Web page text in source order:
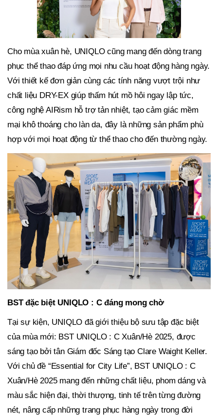
Cho mùa xuân hè, UNIQLO cũng mang đến dòng trang
phục thể thao đáp ứng mọi nhu cầu hoạt động hàng ngày.
Với thiết kế đơn giản cùng các tính năng vượt trội như
chất liệu DRY-EX giúp thấm hút mồ hôi ngay lập tức,
công nghệ AIRism hỗ trợ tản nhiệt, tạo cảm giác mềm
mại khô thoáng cho làn da, đây là những sản phẩm phù
hợp với mọi hoạt động từ thể thao cho đến thường ngày.
BST đặc biệt UNIQLO : C đáng mong chờ
Tại sự kiện, UNIQLO đã giới thiệu bộ sưu tập đặc biệt
của mùa mới: BST UNIQLO : C Xuân/Hè 2025, được
sáng tạo bởi tân Giám đốc Sáng tạo Clare Waight Keller.
Với chủ đề “Essential for City Life”, BST UNIQLO : C
Xuân/Hè 2025 mang đến những chất liệu, phom dáng và
màu sắc hiện đại, thời thượng, tinh tế trên từng đường
nét, nâng cấp những trang phục hàng ngày trong đời